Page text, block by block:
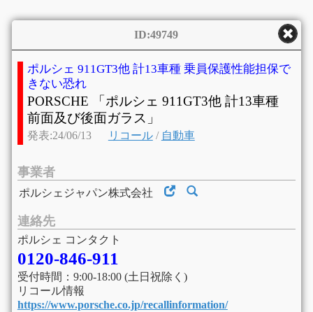
ID:49749
ポルシェ 911GT3他 計13車種 乗員保護性能担保で
きない恐れ
PORSCHE 「ポルシェ 911GT3他 計13車種
前面及び後面ガラス」
発表:24/06/13 リコール/ 自動車
事業者
ポルシェジャパン株式会社
連絡先
ポルシェ コンタクト
0120-846-911
受付時間：9:00-18:00 (土日祝除く)
リコール情報
https://www.porsche.co.jp/recallinformation/